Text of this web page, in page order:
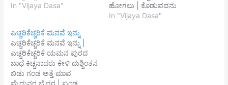
ಇಷ್ಟು ಮಂದಿರಲಾಗಿ ಅಭಿಮನ್ಯು
ವಸಿಷ್ಠ ಮುನಿಪರಿಗೆ ನೂರುಮಂದಿ
ಸುತರು ಅಸಮ ಸಾಸಿಗರು ಮಹ
ಶೀಲಜ್ಞರು ಕುಶಲದಿಂದಿರುತಿರ್ದು
ಅ-ಕಾಲ ಮೃತ್ಯುವಿನ ವಶರಾಗಿ
ಪೋದರು ನೋಡಿ ಅಚ್ಚರಿಯ||2||
In "Vijaya Dasa"
ಹೋಗಲು | ಕೊಡುವವನು
ಇಲ್ಲೆಂದು ಪರಿಹರಿಸುವ || ಸುಡು
In "Vijaya Dasa"
ಎಚ್ಚರಿಕೆಚ್ಚರಿಕೆ ಮನವೆ ಇನ್ನು
ಎಚ್ಚರಿಕೆಚ್ಚರಿಕೆ ಮನವೆ ಇನ್ನು |
ಎಚ್ಚರಿಕೆಚ್ಚರಿಕೆ ಯಮನ ಪುರದ
ಬಾಧೆ ಕಿಚ್ಚನಾದರು ಕೇಳಿ ದುಶ್ಚಿಂತನ
ಬಿಡು ಗಂಡ ಅತ್ತೆ ಮಾವ
ಮೈದುನರ ಬೈವರ | ಖಂಡ